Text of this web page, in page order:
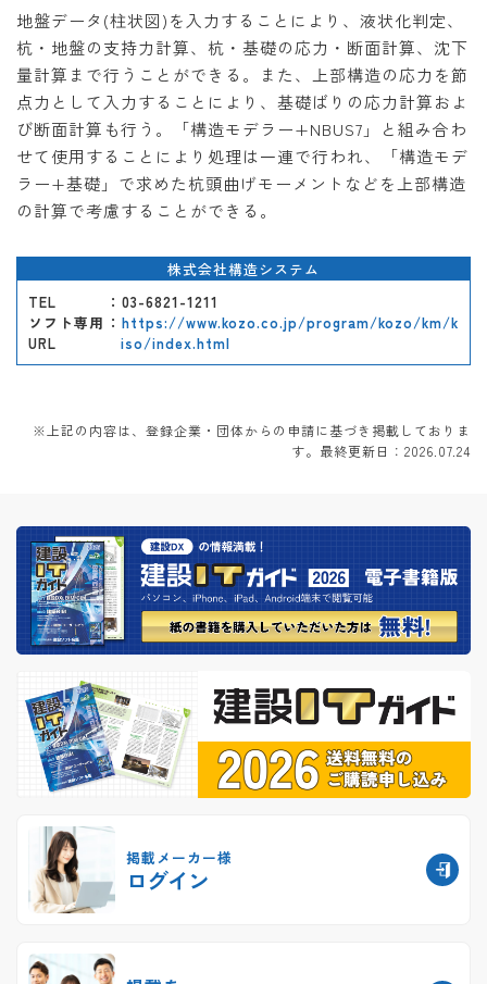
地盤データ(柱状図)を入力することにより、液状化判定、
杭・地盤の支持力計算、杭・基礎の応力・断面計算、沈下
量計算まで行うことができる。また、上部構造の応力を節
点力として入力することにより、基礎ばりの応力計算およ
び断面計算も行う。「構造モデラー+NBUS7」と組み合わ
せて使用することにより処理は一連で行われ、「構造モデ
ラー+基礎」で求めた杭頭曲げモーメントなどを上部構造
の計算で考慮することができる。
株式会社構造システム
TEL
：03-6821-1211
ソフト専用
URL
： https://www.kozo.co.jp/program/kozo/km/k
iso/index.html
※上記の内容は、登録企業・団体からの申請に基づき掲載しておりま
す。最終更新日：2026.07.24
掲載メーカー様
ログイン